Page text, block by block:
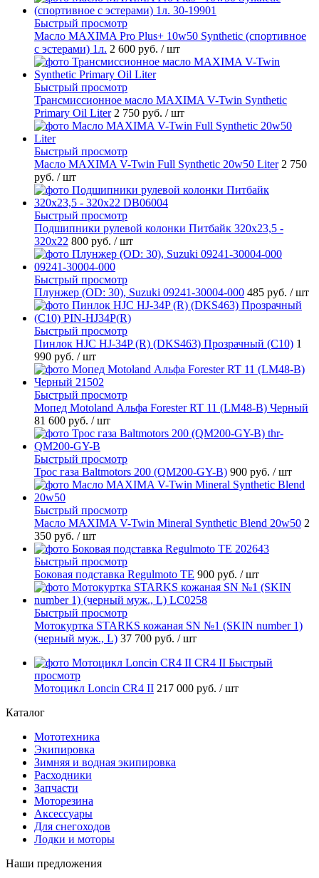
Быстрый просмотр
Масло MAXIMA Pro Plus+ 10w50 Synthetic (спортивное
с эстерами) 1л. 2 600 руб. / шт
Быстрый просмотр
Трансмиссионное масло MAXIMA V-Twin Synthetic
Primary Oil Liter 2 750 руб. / шт
Быстрый просмотр
Масло MAXIMA V-Twin Full Synthetic 20w50 Liter 2 750
руб. / шт
Быстрый просмотр
Подшипники рулевой колонки Питбайк 320x23,5 -
320x22 800 руб. / шт
Быстрый просмотр
Плунжер (OD: 30), Suzuki 09241-30004-000 485 руб. / шт
Быстрый просмотр
Пинлок HJC HJ-34P (R) (DKS463) Прозрачный (C10) 1
990 руб. / шт
Быстрый просмотр
Мопед Motoland Альфа Forester RT 11 (LM48-B) Черный
81 600 руб. / шт
Быстрый просмотр
Трос газа Baltmotors 200 (QM200-GY-B) 900 руб. / шт
Быстрый просмотр
Масло MAXIMA V-Twin Mineral Synthetic Blend 20w50 2
350 руб. / шт
Быстрый просмотр
Боковая подставка Regulmoto TE 900 руб. / шт
Быстрый просмотр
Мотокуртка STARKS кожаная SN №1 (SKIN number 1)
(черный муж., L) 37 700 руб. / шт
Быстрый
просмотр
Мотоцикл Loncin CR4 II 217 000 руб. / шт
Каталог
Мототехника
Экипировка
Зимняя и водная экипировка
Расходники
Запчасти
Моторезина
Аксессуары
Для снегоходов
Лодки и моторы
Наши предложения